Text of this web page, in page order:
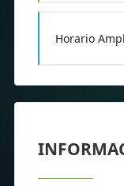
Horario